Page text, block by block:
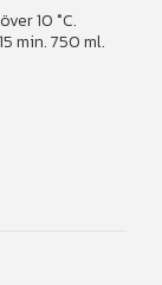
10 °C.
min. 750 ml.